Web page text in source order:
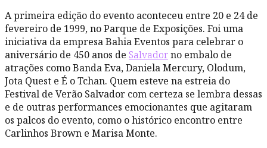
A primeira edição do evento aconteceu entre 20 e 24 de
fevereiro de 1999, no Parque de Exposições. Foi uma
iniciativa da empresa Bahia Eventos para celebrar o
aniversário de 450 anos de Salvadorno embalo de
atrações como Banda Eva, Daniela Mercury, Olodum,
Jota Quest e É o Tchan. Quem esteve na estreia do
Festival de Verão Salvador com certeza se lembra dessas
e de outras performances emocionantes que agitaram
os palcos do evento, como o histórico encontro entre
Carlinhos Brown e Marisa Monte.